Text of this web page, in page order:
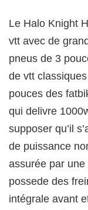
Le Halo Knight
vtt avec de
pneus de 3
de vtt
pouces des
qui delivre
supposer qu’il
de puissance
assurée par une
possede des
intégrale avant